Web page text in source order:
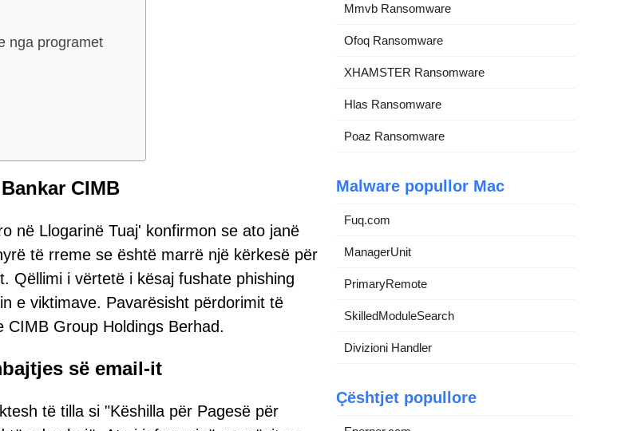
nga programet
CIMB
në Llogarinë Tuaj' konfirmon se ato janë
të rreme se është marrë një kërkesë për
Qëllimi i vërtetë i kësaj fushate phishing
e viktimave. Pavarësisht përdorimit të
Group Holdings Berhad.
së email-it
të tilla si "Këshilla për Pagesë për
Mmvb Ransomware
Ofoq Ransomware
XHAMSTER Ransomware
Hlas Ransomware
Poaz Ransomware
Malware popullor Mac
Fuq.com
ManagerUnit
PrimaryRemote
SkilledModuleSearch
Divizioni Handler
Çështjet popullore